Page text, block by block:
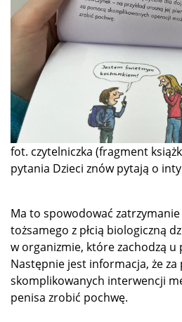
fot. czytelniczka (fragment
pytania Dzieci znów pytają o
Ma to spowodować
tożsamego z płcią biologiczną
w organizmie, które zachodzą u
Następnie jest informacja, że za
skomplikowanych interwencji
penisa zrobić pochwę.